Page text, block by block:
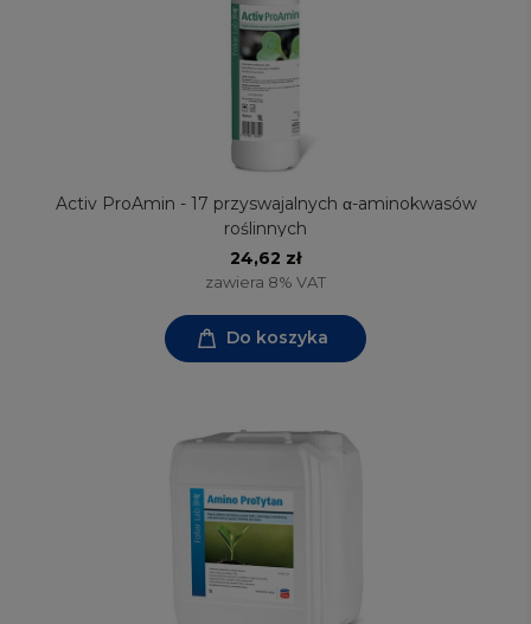
Activ ProAmin - 17 przyswajalnych α-aminokwasów
roślinnych
24,62 zł
zawiera 8% VAT
Do koszyka